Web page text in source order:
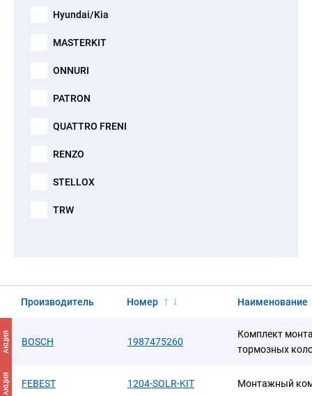
Hyundai/Kia
MASTERKIT
ONNURI
PATRON
QUATTRO FRENI
RENZO
STELLOX
TRW
Производитель Номер Наименование
АКЦИЯ BOSCH 1987475260
Комплект
тормозных
АКЦИЯ FEBEST 1204-SOLR-KIT Монтажный